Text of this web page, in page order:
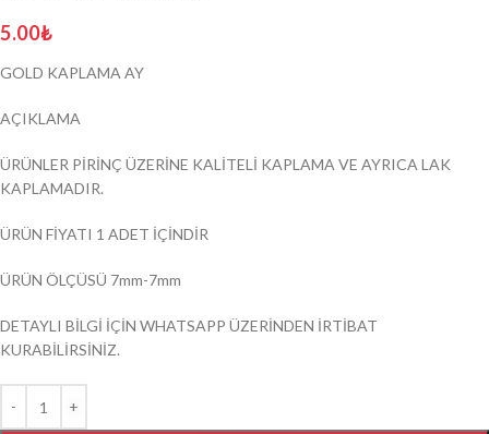
5.00₺
GOLD KAPLAMA AY
AÇIKLAMA
ÜRÜNLER PİRİNÇ ÜZERİNE KALİTELİ KAPLAMA VE AYRICA LAK
KAPLAMADIR.
ÜRÜN FİYATI 1 ADET İÇİNDİR
ÜRÜN ÖLÇÜSÜ 7mm-7mm
DETAYLI BİLGİ İÇİN WHATSAPP ÜZERİNDEN İRTİBAT
KURABİLİRSİNİZ.